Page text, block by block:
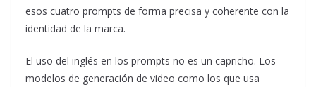
esos cuatro prompts de forma precisa y coherente con la
identidad de la marca.
El uso del inglés en los prompts no es un capricho. Los
modelos de generación de video como los que usa